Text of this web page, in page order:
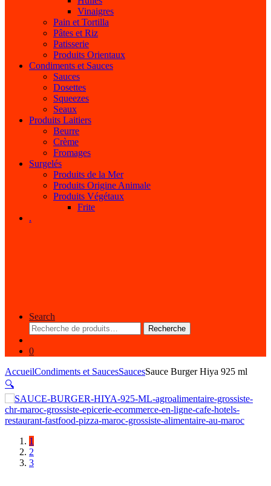
Vinaigres
Pain et Tortilla
Pâtes et Riz
Patisserie
Produits Orientaux
Condiments et Sauces
Sauces
Dosettes
Squeezes
Seaux
Produits Laitiers
Beurre
Crème
Fromages
Surgelés
Produits de la Mer
Produits Origine Animale
Produits Végétaux
Frite
.
Search
Recherche
pour :
Recherche
0
AccueilCondiments et SaucesSaucesSauce Burger Hiya 925 ml
🔍
1
2
3